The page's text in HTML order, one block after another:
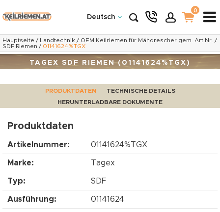
Deutsch
0
Hauptseite / Landtechnik / OEM Keilriemen für Mähdrescher gem. Art.Nr. /
SDF Riemen / 01141624%TGX
TAGEX SDF RIEMEN (01141624%TGX)
PRODUKTDATEN
TECHNISCHE DETAILS
HERUNTERLADBARE DOKUMENTE
Produktdaten
Artikelnummer: 01141624%TGX
Marke: Tagex
Typ: SDF
Ausführung: 01141624